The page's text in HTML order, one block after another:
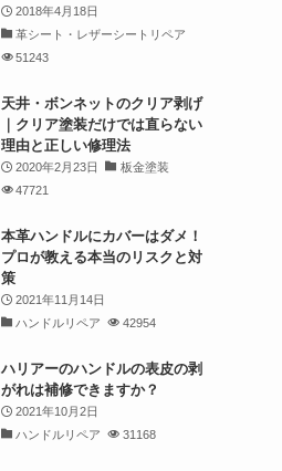
2018年4月18日
革シート・レザーシートリペア
51243
天井・ボンネットのクリア剥げ
｜クリア塗装だけでは直らない
理由と正しい修理法
2020年2月23日
板金塗装
47721
本革ハンドルにカバーはダメ！
プロが教える本当のリスクと対
策
2021年11月14日
ハンドルリペア
42954
ハリアーのハンドルの表皮の剥
がれは補修できますか？
2021年10月2日
ハンドルリペア
31168